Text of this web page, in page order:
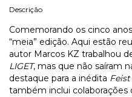
Descrição
Comemorando os cinco
“meia” edição. Aqui estão
autor Marcos KZ trabalhou
LIGET, mas que não saíram
destaque para a inédita Feist
também inclui colaborações